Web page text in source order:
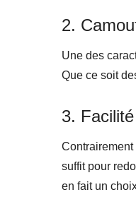
2.
Une des
Que ce soit
3. Facilité
Contrairement
suffit pour
en fait un